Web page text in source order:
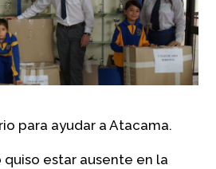
para ayudar a Atacama.
estar ausente en la